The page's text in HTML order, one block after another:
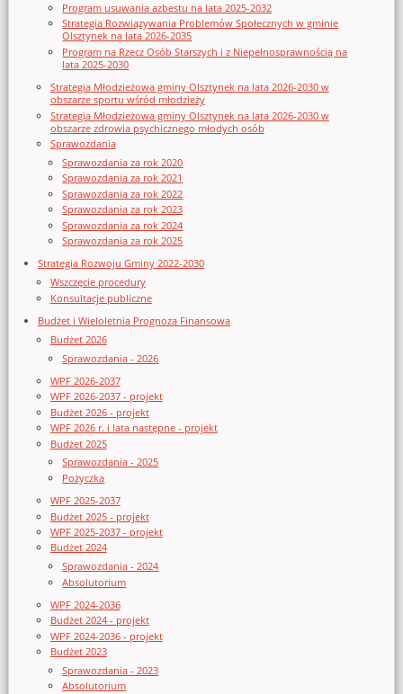
Program usuwania azbestu na lata 2025-2032
Strategia Rozwiązywania Problemów Społecznych w gminie
Olsztynek na lata 2026-2035
Program na Rzecz Osób Starszych i z Niepełnosprawnością na
lata 2025-2030
Strategia Młodzieżowa gminy Olsztynek na lata 2026-2030 w
obszarze sportu wśród młodzieży
Strategia Młodzieżowa gminy Olsztynek na lata 2026-2030 w
obszarze zdrowia psychicznego młodych osób
Sprawozdania
Sprawozdania za rok 2020
Sprawozdania za rok 2021
Sprawozdania za rok 2022
Sprawozdania za rok 2023
Sprawozdania za rok 2024
Sprawozdania za rok 2025
Strategia Rozwoju Gminy 2022-2030
Wszczęcie procedury
Konsultacje publiczne
Budżet i Wieloletnia Prognoza Finansowa
Budżet 2026
Sprawozdania - 2026
WPF 2026-2037
WPF 2026-2037 - projekt
Budżet 2026 - projekt
WPF 2026 r. i lata następne - projekt
Budżet 2025
Sprawozdania - 2025
Pożyczka
WPF 2025-2037
Budżet 2025 - projekt
WPF 2025-2037 - projekt
Budżet 2024
Sprawozdania - 2024
Absolutorium
WPF 2024-2036
Budżet 2024 - projekt
WPF 2024-2036 - projekt
Budżet 2023
Sprawozdania - 2023
Absolutorium